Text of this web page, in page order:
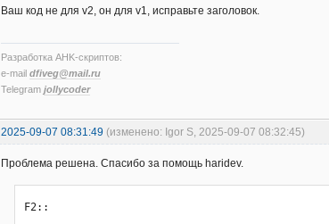
           команды 2
         Send, {f Up}
         Sleep, 300
         Send, {f Down}
         Send, {f Up}
         Sleep, 300
         Sleep, 1600
         Send, {f Down}
Ваш код не для v2, он для v1, исправьте заголовок.
Разработка AHK-скриптов:
e-maildfiveg@mail.ru
Telegramjollycoder
2025-09-07 08:31:49 (изменено: Igor S, 2025-09-07 08:32:45)
Проблема решена. Спасибо за помощь haridev.
F2::